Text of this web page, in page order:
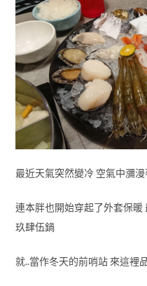
最近天氣突然變冷 空氣中瀰
連本胖也開始穿起了外套保
玖肆伍鍋
就..當作冬天的前哨站 來這裡